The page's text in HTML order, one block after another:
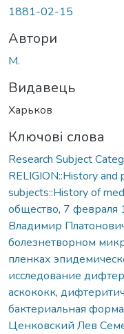
1881-02-15
Автори
М.
Видавець
Харьков
Ключові слова
Research Subject
RELIGION::History
subjects::History of
общество, 7 февраля
Владимир
болезнетворном
пленках
исследование
аскококк,
бактериальная
Ценковский Лев